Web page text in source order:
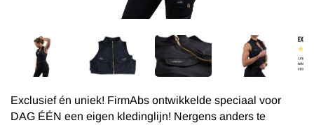
Exclusief én uniek! FirmAbs ontwikkelde speciaal voor
DAG ÉÉN een eigen kledinglijn! Nergens anders te